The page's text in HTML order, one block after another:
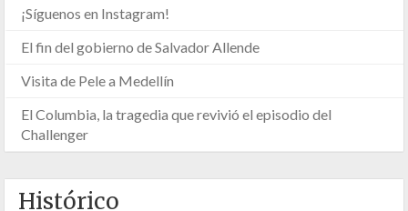
¡Síguenos en Instagram!
El fin del gobierno de Salvador Allende
Visita de Pele a Medellín
El Columbia, la tragedia que revivió el episodio del
Challenger
Histórico